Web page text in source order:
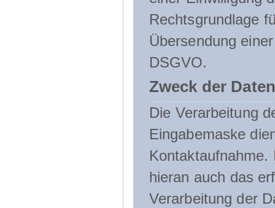
Rechtsgrundlage
Übersendung
DSGVO.
Zweck der
Die Verarbeitung
Eingabemaske
hieran auch das
Verarbeitung der